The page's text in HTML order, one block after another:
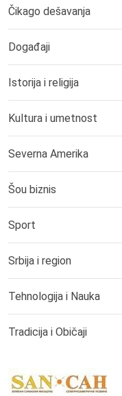
Čikago dešavanja
Događaji
Istorija i religija
Kultura i umetnost
Severna Amerika
Šou biznis
Sport
Srbija i region
Tehnologija i Nauka
Tradicija i Običaji